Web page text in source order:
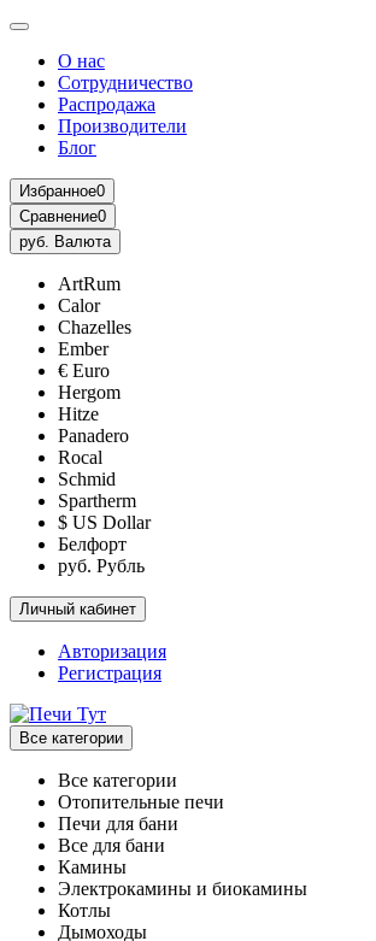
О нас
Сотрудничество
Распродажа
Производители
Блог
Избранное0
Сравнение0
руб. Валюта
ArtRum
Calor
Chazelles
Ember
€ Euro
Hergom
Hitze
Panadero
Rocal
Schmid
Spartherm
$ US Dollar
Белфорт
руб. Рубль
Личный кабинет
Авторизация
Регистрация
Все категории
Все категории
Отопительные печи
Печи для бани
Все для бани
Камины
Электрокамины и биокамины
Котлы
Дымоходы